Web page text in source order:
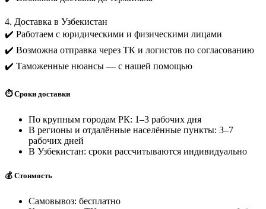
4. Доставка в Узбекистан
✔️ Работаем с юридическими и физическими лицами
✔️ Возможна отправка через ТК и логистов по согласованию
✔️ Таможенные нюансы — с нашей помощью
⏱️ Сроки доставки
По крупным городам РК: 1–3 рабочих дня
В регионы и отдалённые населённые пункты: 3–7
рабочих дней
В Узбекистан: сроки рассчитываются индивидуально
💰 Стоимость
Самовывоз: бесплатно